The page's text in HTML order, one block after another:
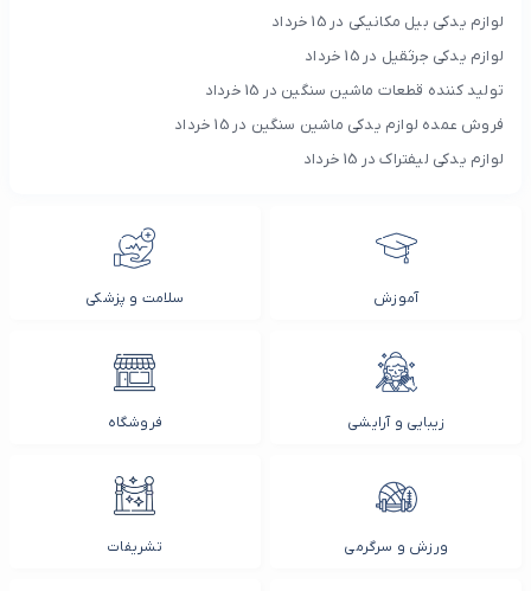
آموزش سلامت و پزشکی
زیبایی و آرایشی فروشگاه
ورزش و سرگرمی تشریفات
لوازم یدکی بیل مکانیکی در 15 خرداد
لوازم یدکی جرثقیل در 15 خرداد
تولید کننده قطعات ماشین سنگین در 15 خرداد
فروش عمده لوازم یدکی ماشین سنگین در 15 خرداد
لوازم یدکی لیفتراک در 15 خرداد